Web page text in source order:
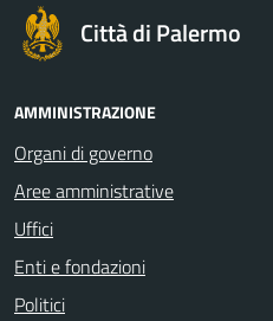
Città di Palermo
AMMINISTRAZIONE
Organi di governo
Aree amministrative
Uffici
Enti e fondazioni
Politici